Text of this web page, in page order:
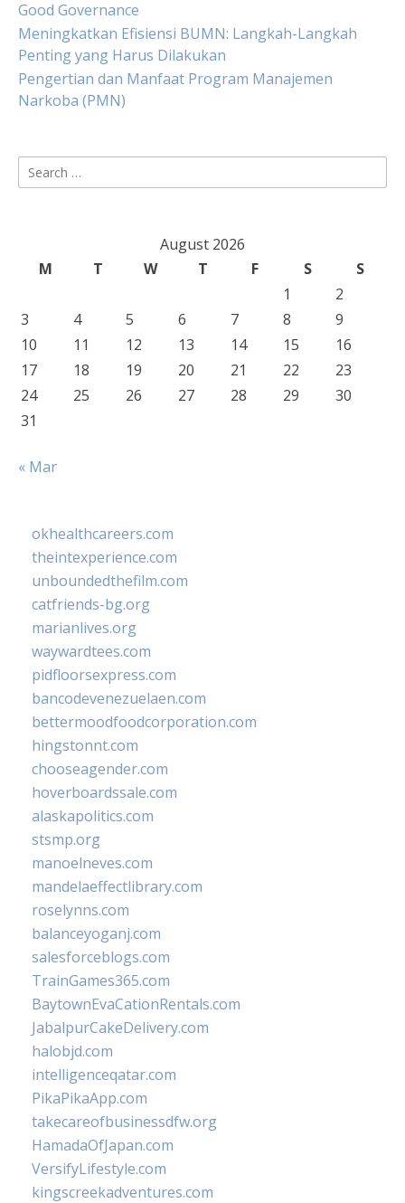
Good Governance
Meningkatkan Efisiensi BUMN: Langkah-Langkah
Penting yang Harus Dilakukan
Pengertian dan Manfaat Program Manajemen
Narkoba (PMN)
Search
for:
August 2026
M
T W T F S
S
1
2
3
4 5 6 7 8
9
10
11 12 13 14 15
16
17
18 19 20 21 22
23
24
25 26 27 28 29
30
31
« Mar
okhealthcareers.com
theintexperience.com
unboundedthefilm.com
catfriends-bg.org
marianlives.org
waywardtees.com
pidfloorsexpress.com
bancodevenezuelaen.com
bettermoodfoodcorporation.com
hingstonnt.com
chooseagender.com
hoverboardssale.com
alaskapolitics.com
stsmp.org
manoelneves.com
mandelaeffectlibrary.com
roselynns.com
balanceyoganj.com
salesforceblogs.com
TrainGames365.com
BaytownEvaCationRentals.com
JabalpurCakeDelivery.com
halobjd.com
intelligenceqatar.com
PikaPikaApp.com
takecareofbusinessdfw.org
HamadaOfJapan.com
VersifyLifestyle.com
kingscreekadventures.com